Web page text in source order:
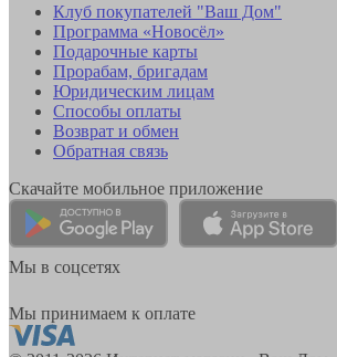
Клуб покупателей "Ваш Дом"
Программа «Новосёл»
Подарочные карты
Прорабам, бригадам
Юридическим лицам
Способы оплаты
Возврат и обмен
Обратная связь
Скачайте мобильное приложение
Мы в соцсетях
Мы принимаем к оплате